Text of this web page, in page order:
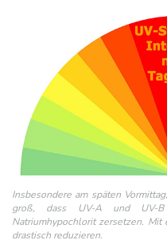
Insbesondere am späten
groß, dass UV-A und UV-
Natriumhypochlorit zersetzen.
drastisch reduzieren.